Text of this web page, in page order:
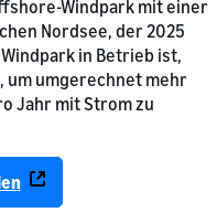
Windpark mit einer
Nordsee, der 2025
in Betrieb ist,
um umgerechnet mehr
Jahr mit Strom zu